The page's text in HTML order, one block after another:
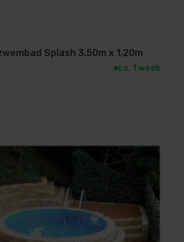
Splash 3,50m x 1,20m
ca. 1 week